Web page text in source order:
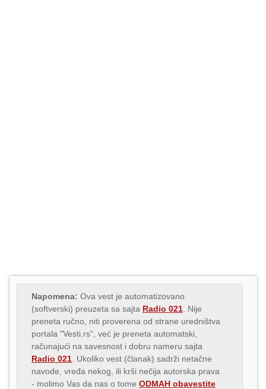
Napomena: Ova vest je automatizovano
(softverski) preuzeta sa sajta Radio 021 . Nije
preneta ručno, niti proverena od strane uredništva
portala "Vesti.rs", već je preneta automatski,
računajući na savesnost i dobru nameru sajta
Radio 021 . Ukoliko vest (članak) sadrži netačne
navode, vređa nekog, ili krši nečija autorska prava
- molimo Vas da nas o tome ODMAH obavestite